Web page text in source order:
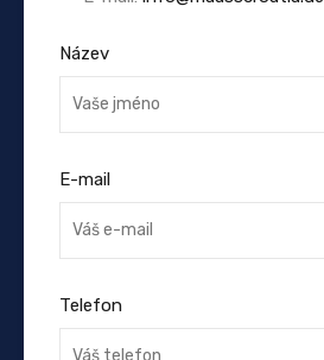
Název
E-mail
Telefon